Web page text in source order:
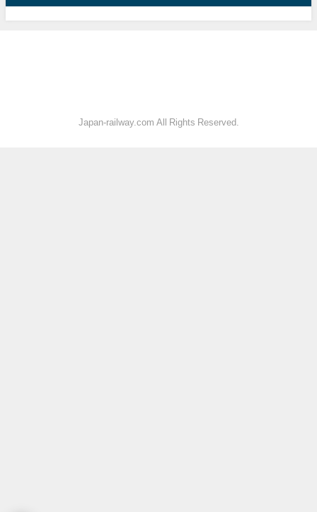
Japan-railway.com All Rights Reserved.